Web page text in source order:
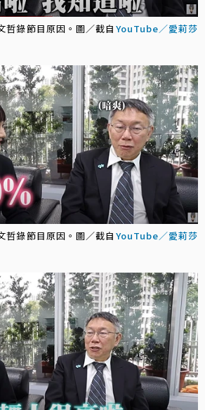
哲錄節目原因。圖／截自 YouTube／愛莉莎
哲錄節目原因。圖／截自 YouTube／愛莉莎